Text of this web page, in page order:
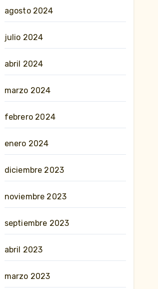
agosto 2024
julio 2024
abril 2024
marzo 2024
febrero 2024
enero 2024
diciembre 2023
noviembre 2023
septiembre 2023
abril 2023
marzo 2023